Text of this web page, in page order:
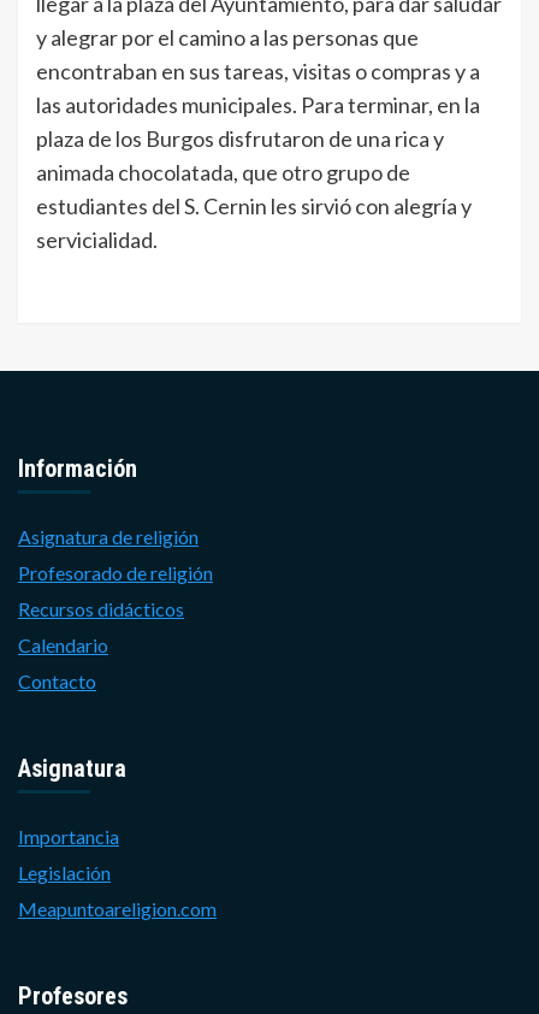
y alegrar por el camino a las personas que
encontraban en sus tareas, visitas o compras y a
las autoridades municipales. Para terminar, en la
plaza de los Burgos disfrutaron de una rica y
animada chocolatada, que otro grupo de
estudiantes del S. Cernin les sirvió con alegría y
servicialidad.
Información
Asignatura de religión
Profesorado de religión
Recursos didácticos
Calendario
Contacto
Asignatura
Importancia
Legislación
Meapuntoareligion.com
Profesores